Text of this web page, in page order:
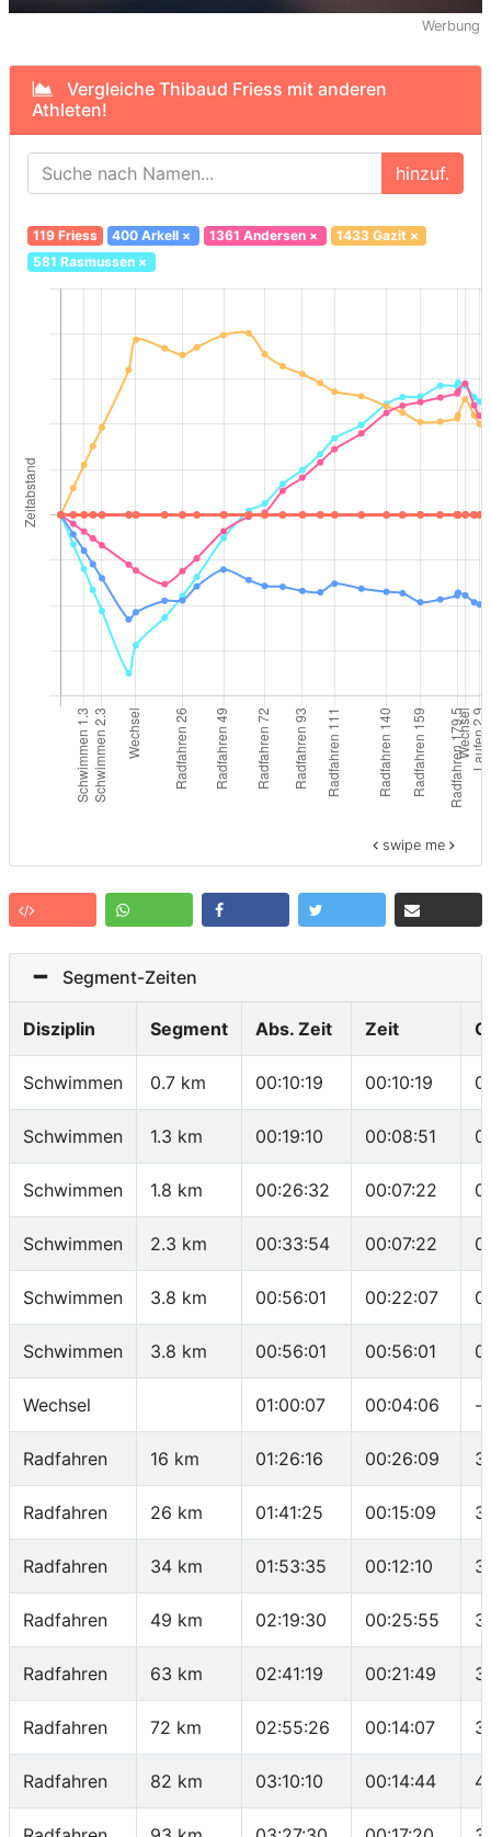
Werbung
Vergleiche Thibaud Friess mit anderen
Athleten!
hinzuf.
119 Friess 400 Arkell × 1361 Andersen× 1433 Gazit×
581 Rasmussen×
swipe me
Segment-Zeiten
Disziplin Segment Abs. Zeit Zeit
Schwimmen 0.7 km 00:10:19 00:10:19
Schwimmen 1.3 km 00:19:10 00:08:51
Schwimmen 1.8 km 00:26:32 00:07:22
Schwimmen 2.3 km 00:33:54 00:07:22
Schwimmen 3.8 km 00:56:01 00:22:07
Schwimmen 3.8 km 00:56:01 00:56:01
Wechsel 01:00:07 00:04:06 -
Radfahren 16 km 01:26:16 00:26:09
Radfahren 26 km 01:41:25 00:15:09
Radfahren 34 km 01:53:35 00:12:10
Radfahren 49 km 02:19:30 00:25:55
Radfahren 63 km 02:41:19 00:21:49
Radfahren 72 km 02:55:26 00:14:07
Radfahren 82 km 03:10:10 00:14:44